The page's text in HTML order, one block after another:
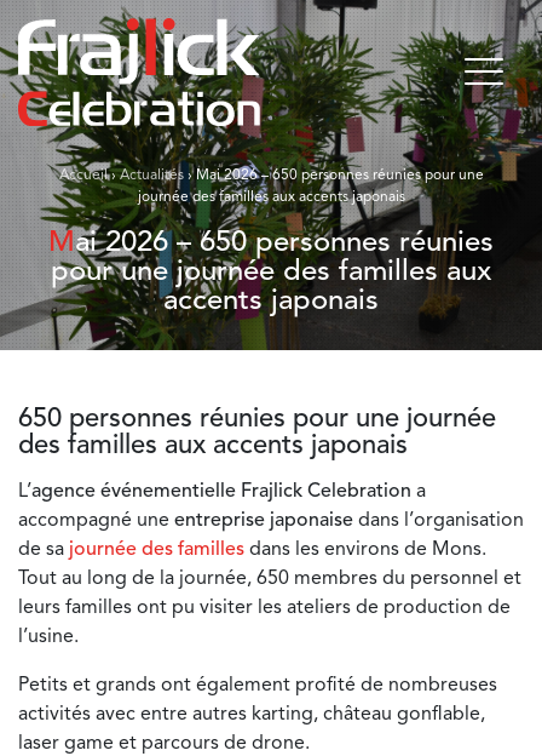
Accueil›Actualités›Mai 2026 – 650 personnes réunies pour une
journée des familles aux accents japonais
Mai 2026 – 650 personnes réunies
pour une journée des familles aux
accents japonais
650 personnes réunies pour une journée
des familles aux accents japonais
L’agence événementielle Frajlick Celebration a
accompagné une entreprise japonaise dans l’organisation
de sa journée des familles dans les environs de Mons.
Tout au long de la journée, 650 membres du personnel et
leurs familles ont pu visiter les ateliers de production de
l’usine.
Petits et grands ont également profité de nombreuses
activités avec entre autres karting, château gonflable,
laser game et parcours de drone.